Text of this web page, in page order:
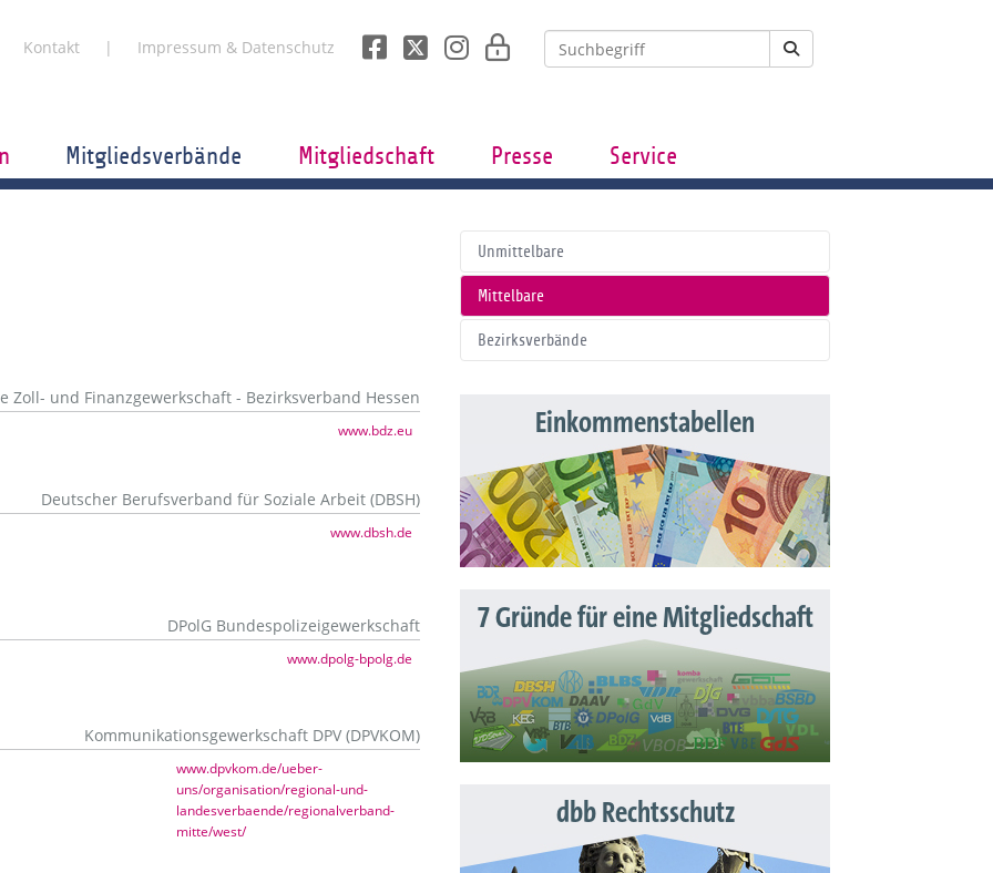
Kontakt Impressum & Datenschutz
Mitgliedsverbände Mitgliedschaft Presse Service
Zoll- und Finanzgewerkschaft - Bezirksverband Hessen
www.bdz.eu
Deutscher Berufsverband für Soziale Arbeit (DBSH)
www.dbsh.de
DPolG Bundespolizeigewerkschaft
www.dpolg-bpolg.de
Kommunikationsgewerkschaft DPV (DPVKOM)
www.dpvkom.de/ueber-
uns/organisation/regional-und-
landesverbaende/regionalverband-
mitte/west/
Unmittelbare
Mittelbare
Bezirksverbände
Einkommenstabellen
7 Gründe für eine Mitgliedschaft
dbb Rechtsschutz